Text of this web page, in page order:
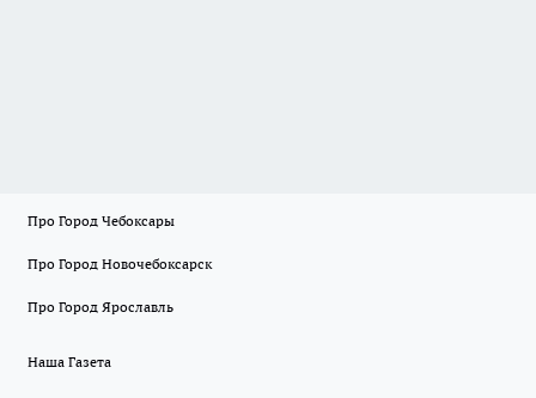
Про Город Чебоксары
Про Город Новочебоксарск
Про Город Ярославль
Наша Газета